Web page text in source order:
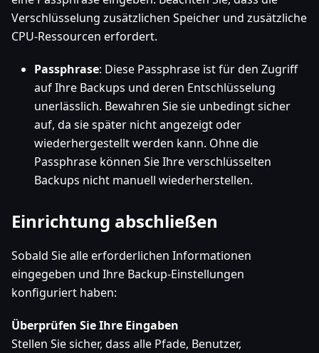
Verschlüsselung zusätzlichen Speicher und zusätzliche
CPU-Ressourcen erfordert.
Passphrase: Diese Passphrase ist für den Zugriff
auf Ihre Backups und deren Entschlüsselung
unerlässlich. Bewahren Sie sie unbedingt sicher
auf, da sie später nicht angezeigt oder
wiederhergestellt werden kann. Ohne die
Passphrase können Sie Ihre verschlüsselten
Backups nicht manuell wiederherstellen.
Einrichtung abschließen
Sobald Sie alle erforderlichen Informationen
eingegeben und Ihre Backup-Einstellungen
konfiguriert haben:
Überprüfen Sie Ihre Eingaben
Stellen Sie sicher, dass alle Pfade, Benutzer,